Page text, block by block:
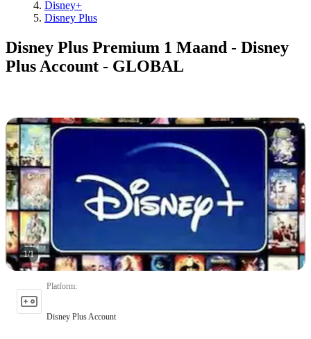
Disney+
Disney Plus
Disney Plus Premium 1 Maand - Disney
Plus Account - GLOBAL
1/1
Platform:
Disney Plus Account